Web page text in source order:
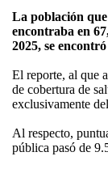
La población
encontraba en
2025, se
El reporte, al que
de cobertura de
exclusivamente
Al respecto,
pública pasó de